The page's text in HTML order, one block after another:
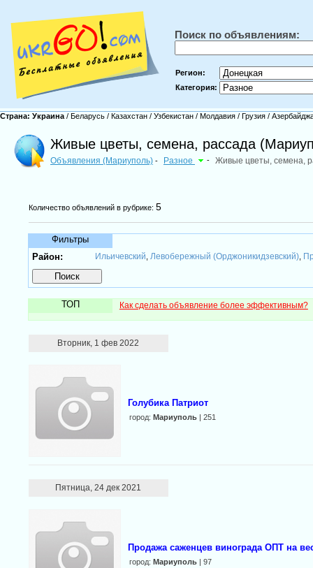
Поиск по объявлениям:
Регион:
Категория:
Страна: Украина / Беларусь / Казахстан / Узбекистан / Молдавия / Грузия /
Живые цветы, семена, рассада
Объявления (Мариуполь) - Разное - Живые цветы, семена,
Количество объявлений в рубрике: 5
Фильтры
Район:
Ильичевский Левобережный (Орджоникидзевский),
ТОП Как сделать объявление более эффективным?
Вторник, 1 фев 2022
Голубика Патриот
город: Мариуполь| 251
Пятница, 24 дек 2021
Продажа саженцев винограда ОПТ на
город: Мариуполь| 97